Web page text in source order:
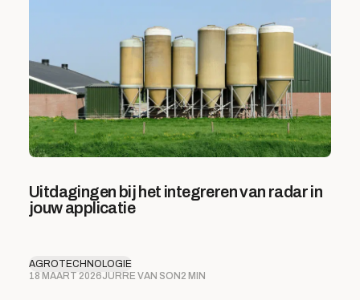
Uitdagingen bij het integreren van radar in
jouw applicatie
AGROTECHNOLOGIE
18 MAART 2026JURRE VAN SON2 MIN